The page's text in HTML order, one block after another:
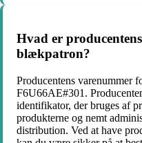
Hvad er
blækpatron?
Producentens varenummer
F6U66AE#301.
identifikator, der bruges af
produkterne og nemt
distribution. Ved at have